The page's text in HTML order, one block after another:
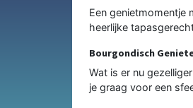
Een genietmomentje
heerlijke
Bourgondisch
Wat is er nu
je graag voor een